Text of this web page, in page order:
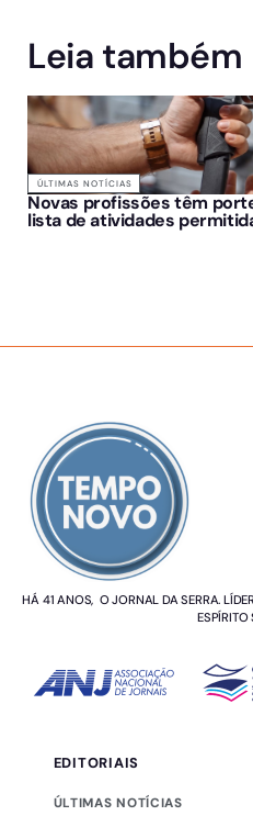
Leia também
ÚLTIMAS NOTÍCIAS
Novas profissões têm
lista de atividades
HÁ 41 ANOS, O JORNAL DA SERRA.
ESPÍRITO
EDITORIAIS
ÚLTIMAS NOTÍCIAS